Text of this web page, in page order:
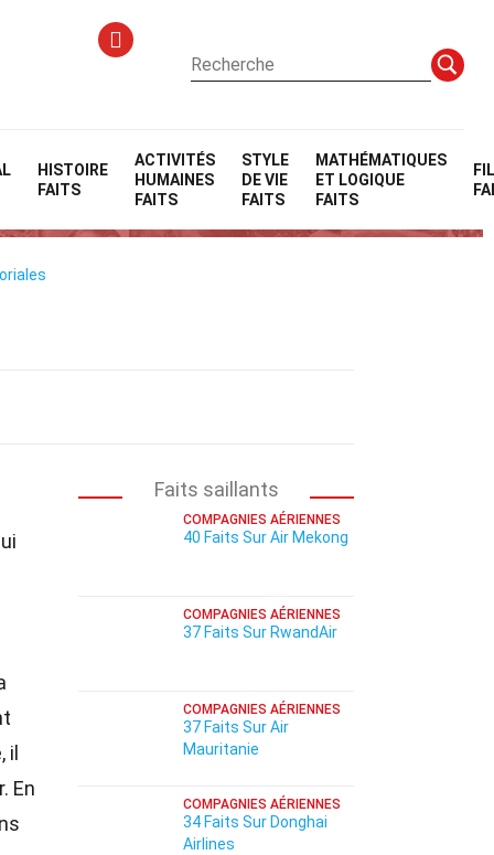
HISTOIRE
FAITS
ACTIVITÉS
HUMAINES
FAITS
STYLE
DE VIE
FAITS
MATHÉMATIQUES
ET LOGIQUE
FAITS
il
En
Faits saillants
COMPAGNIES AÉRIENNES
40 Faits Sur Air Mekong
COMPAGNIES AÉRIENNES
37 Faits Sur RwandAir
COMPAGNIES AÉRIENNES
37 Faits Sur Air
Mauritanie
COMPAGNIES AÉRIENNES
34 Faits Sur Donghai
Airlines